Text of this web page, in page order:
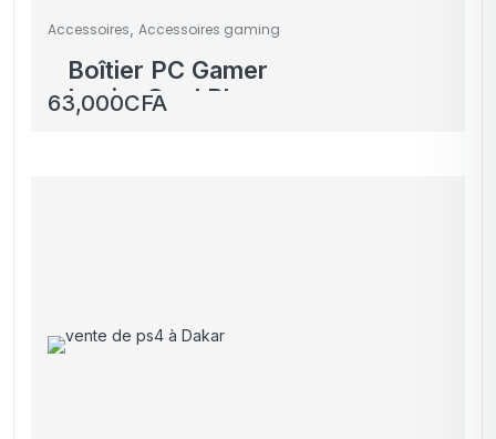
Accessoires, Accessoires gaming
Boîtier PC Gamer
LovingCool Blanc –
Tour Moyenne Tour
63,000CFA